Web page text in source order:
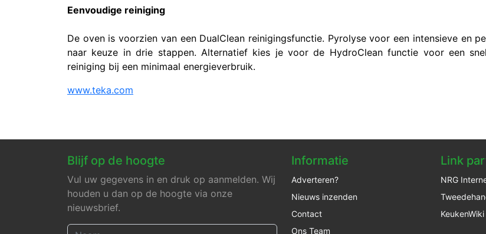
Eenvoudige reiniging
De oven is voorzien van een DualClean reinigingsfunctie. Pyrolyse voor een intensieve en
naar keuze in drie stappen. Alternatief kies je voor de HydroClean functie voor een
reiniging bij een minimaal energieverbruik.
www.teka.com
Blijf op de hoogte
Vul uw gegevens in en druk op aanmelden. Wij
houden u dan op de hoogte via onze
nieuwsbrief.
Informatie
Adverteren?
Nieuws inzenden
Contact
Ons Team
Link
NRG
KeukenWiki